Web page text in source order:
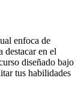
enfoca de
destacar en el
diseñado bajo
tus habilidades